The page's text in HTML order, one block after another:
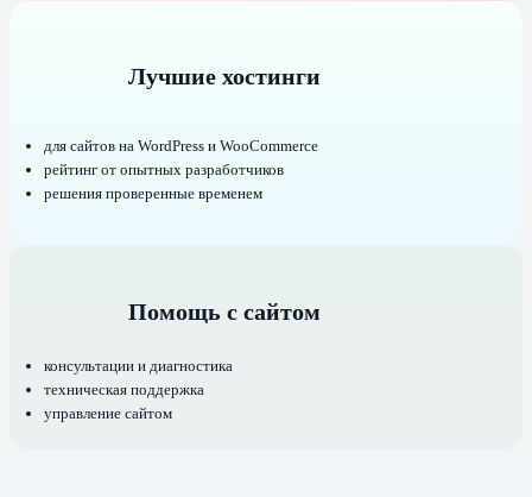
Лучшие хостинги
для сайтов на WordPress и WooCommerce
рейтинг от опытных разработчиков
решения проверенные временем
Помощь с сайтом
консультации и диагностика
техническая поддержка
управление сайтом